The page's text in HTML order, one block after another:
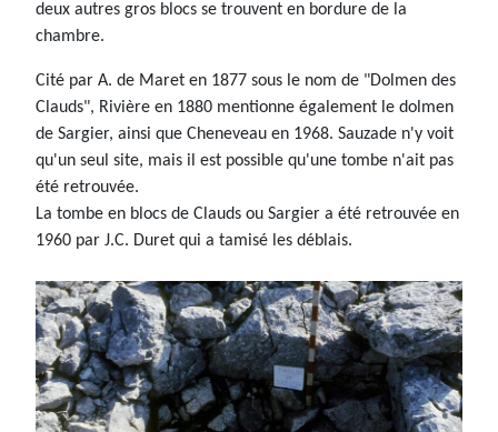
deux autres gros blocs se trouvent en bordure de la
chambre.
Cité par A. de Maret en 1877 sous le nom de "Dolmen des
Clauds", Rivière en 1880 mentionne également le dolmen
de Sargier, ainsi que Cheneveau en 1968. Sauzade n'y voit
qu'un seul site, mais il est possible qu'une tombe n'ait pas
été retrouvée.
La tombe en blocs de Clauds ou Sargier a été retrouvée en
1960 par J.C. Duret qui a tamisé les déblais.